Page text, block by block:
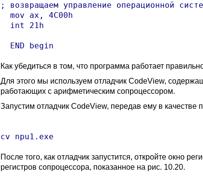
; возвращаем управление операционной
  mov ax, 4C00h
  int 21h
Как убедиться в том, что программа работает
Для этого мы используем отладчик CodeView,
работающих с арифметическим сопроцессором.
Запустим отладчик CodeView, передав ему в
После того, как отладчик запустится, откройте окно
регистров сопроцессора, показанное на рис. 10.20.